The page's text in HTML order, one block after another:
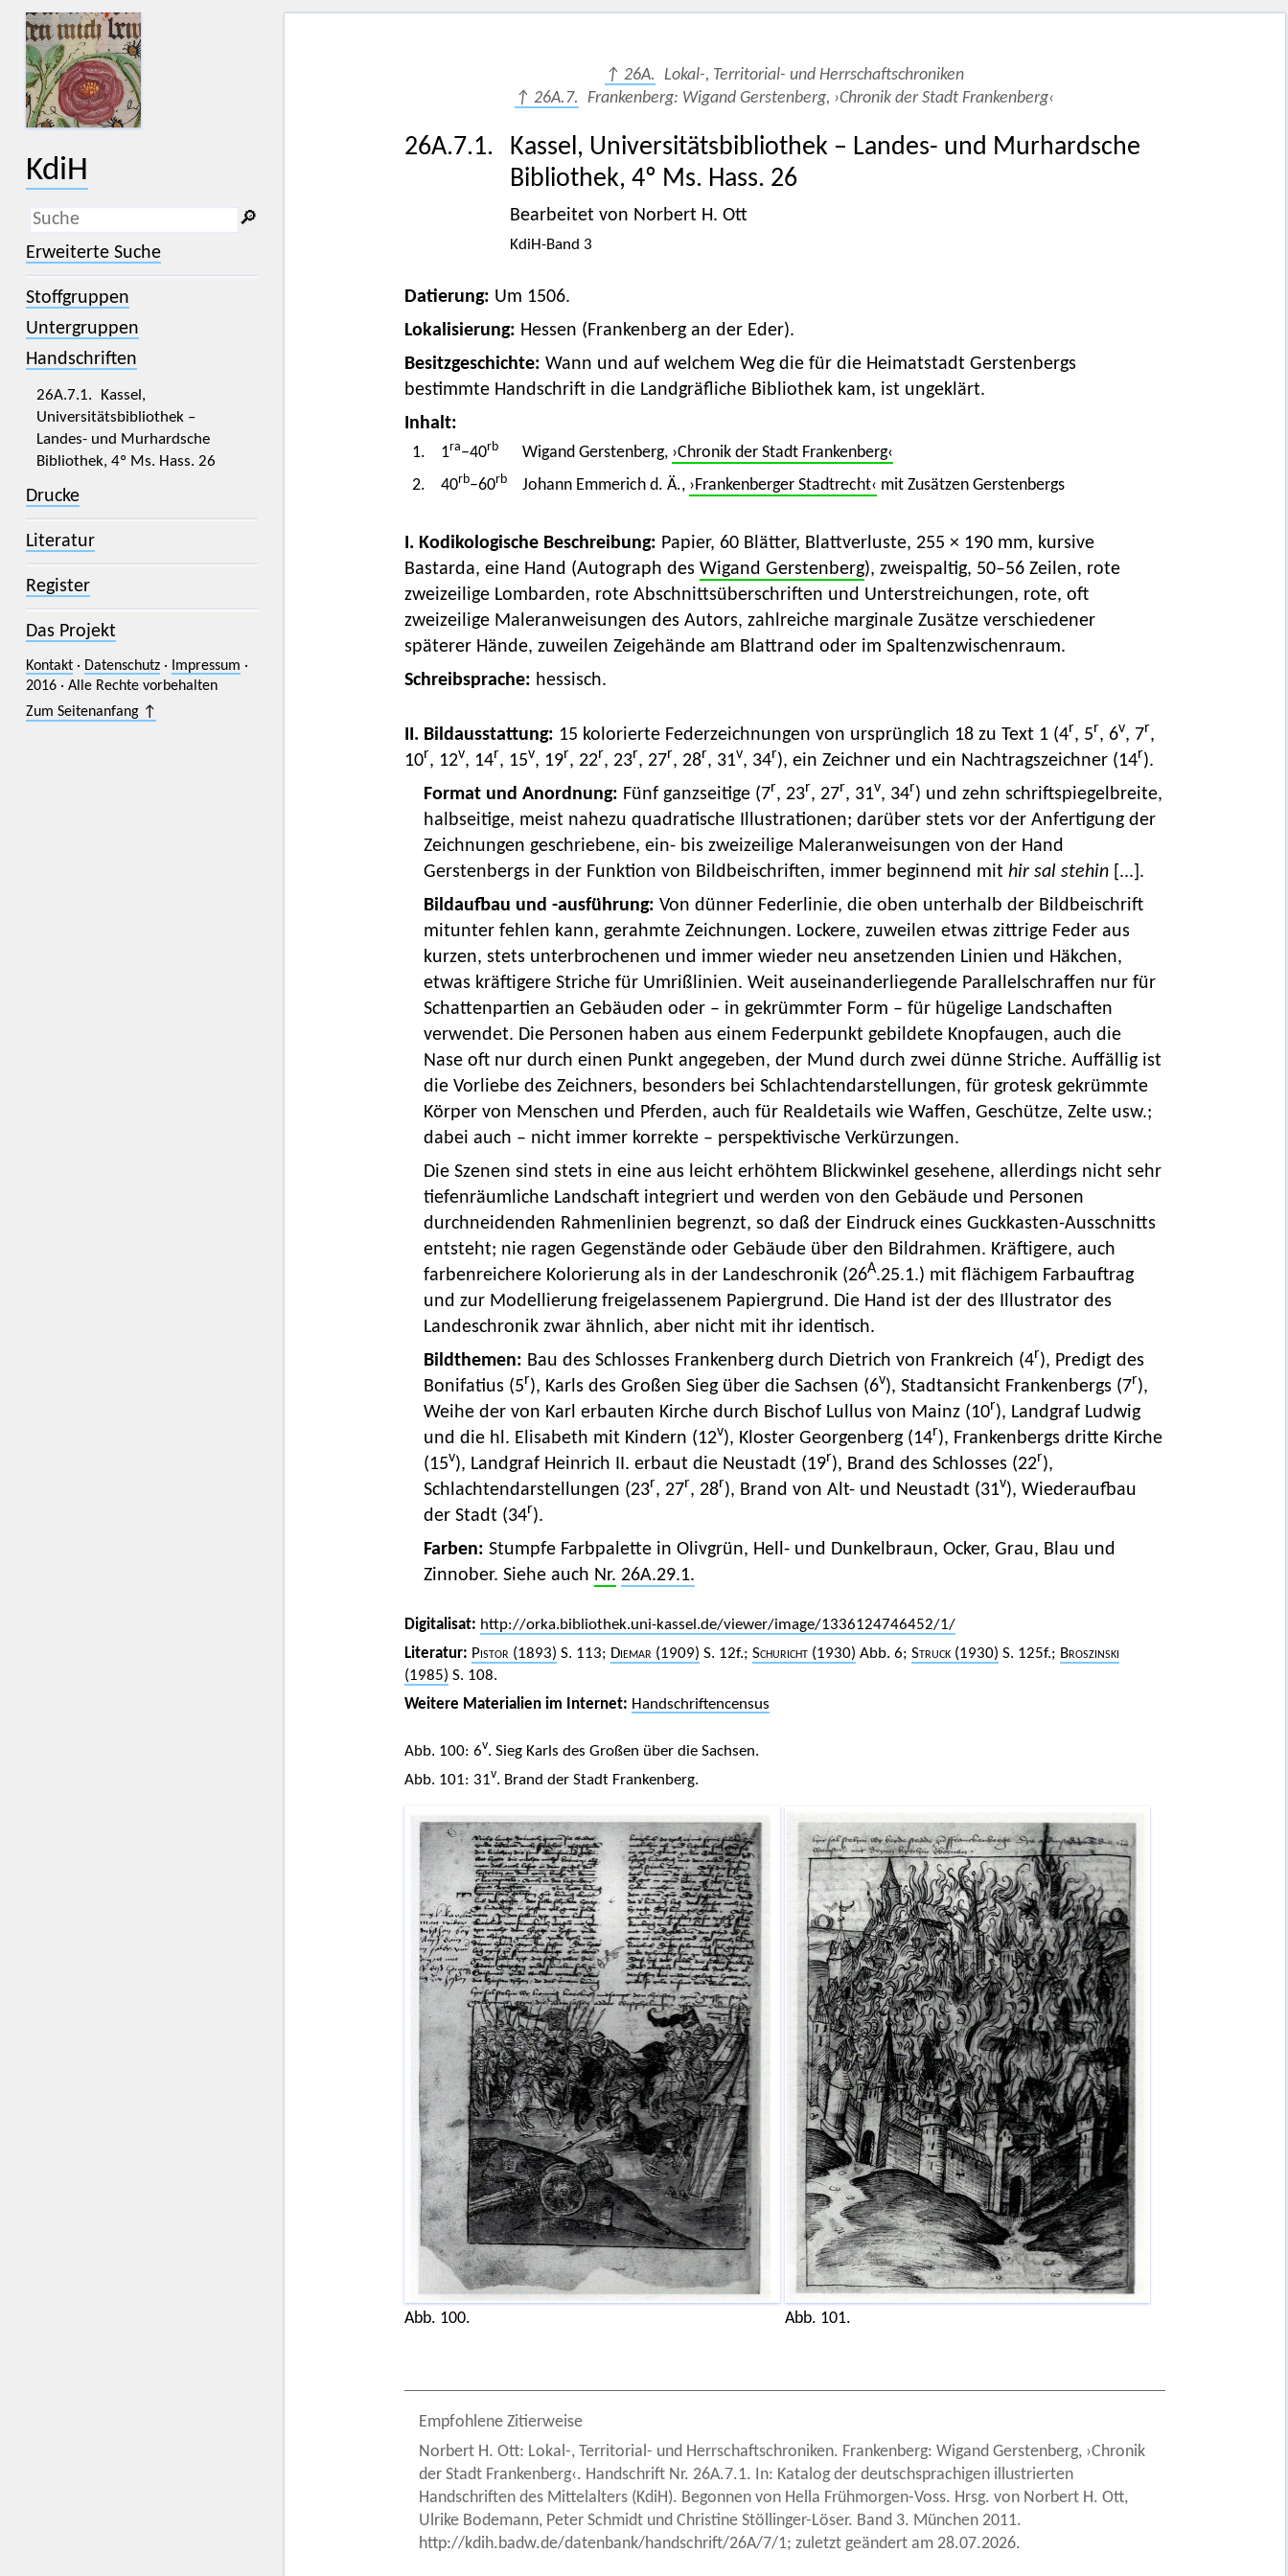
KdiH
_
(der Unterstrich) ist Platzhalter für
genau ein Zeichen.
% (das Prozentzeichen) ist Platzhalter
für kein, ein oder mehr als ein
🔎︎
Erweiterte Suche
Stoffgruppen
Untergruppen
Handschriften
26A.7.1. Kassel,
Universitätsbibliothek –
Landes- und Murhardsche
Bibliothek, 4º Ms. Hass. 26
Drucke
Literatur
Register
Das Projekt
Kontakt· Datenschutz· Impressum ·
2016 · Alle Rechte vorbehalten
Zum Seitenanfang ↑
↑ 26A. Lokal-, Territorial- und Herrschaftschroniken
↑ 26A.7. Frankenberg: Wigand Gerstenberg, ›Chronik der Stadt Frankenberg‹
26A.7.1.
Kassel, Universitätsbibliothek – Landes- und Murhardsche
Bibliothek, 4º Ms. Hass. 26
Bearbeitet von Norbert H. Ott
KdiH-Band 3
Datierung: Um 1506.
Lokalisierung: Hessen (Frankenberg an der Eder).
Besitzgeschichte: Wann und auf welchem Weg die für die Heimatstadt Gerstenbergs
bestimmte Handschrift in die Landgräfliche Bibliothek kam, ist ungeklärt.
Inhalt:
1. 1ra–40rb Wigand Gerstenberg, ›Chronik der Stadt Frankenberg‹
2.
40rb–60rb Johann Emmerich d. Ä., ›Frankenberger Stadtrecht‹ mit Zusätzen Gerstenbergs
I. Kodikologische Beschreibung: Papier, 60 Blätter, Blattverluste, 255 × 190 mm, kursive
Bastarda, eine Hand (Autograph des Wigand Gerstenberg), zweispaltig, 50–56 Zeilen, rote
zweizeilige Lombarden, rote Abschnittsüberschriften und Unterstreichungen, rote, oft
zweizeilige Maleranweisungen des Autors, zahlreiche marginale Zusätze verschiedener
späterer Hände, zuweilen Zeigehände am Blattrand oder im Spaltenzwischenraum.
Schreibsprache: hessisch.
II. Bildausstattung: 15 kolorierte Federzeichnungen von ursprünglich 18 zu Text 1 (4r, 5r, 6v, 7r,
10r, 12v, 14r, 15v, 19r, 22r, 23r, 27r, 28r, 31v, 34r), ein Zeichner und ein Nachtragszeichner (14r).
Format und Anordnung: Fünf ganzseitige (7r, 23r, 27r, 31v, 34r) und zehn schriftspiegelbreite,
halbseitige, meist nahezu quadratische Illustrationen; darüber stets vor der Anfertigung der
Zeichnungen geschriebene, ein- bis zweizeilige Maleranweisungen von der Hand
Gerstenbergs in der Funktion von Bildbeischriften, immer beginnend mit hir sal stehin[...].
Bildaufbau und -ausführung: Von dünner Federlinie, die oben unterhalb der Bildbeischrift
mitunter fehlen kann, gerahmte Zeichnungen. Lockere, zuweilen etwas zittrige Feder aus
kurzen, stets unterbrochenen und immer wieder neu ansetzenden Linien und Häkchen,
etwas kräftigere Striche für Umrißlinien. Weit auseinanderliegende Parallelschraffen nur für
Schattenpartien an Gebäuden oder – in gekrümmter Form – für hügelige Landschaften
verwendet. Die Personen haben aus einem Federpunkt gebildete Knopfaugen, auch die
Nase oft nur durch einen Punkt angegeben, der Mund durch zwei dünne Striche. Auffällig ist
die Vorliebe des Zeichners, besonders bei Schlachtendarstellungen, für grotesk gekrümmte
Körper von Menschen und Pferden, auch für Realdetails wie Waffen, Geschütze, Zelte usw.;
dabei auch – nicht immer korrekte – perspektivische Verkürzungen.
Die Szenen sind stets in eine aus leicht erhöhtem Blickwinkel gesehene, allerdings nicht sehr
tiefenräumliche Landschaft integriert und werden von den Gebäude und Personen
durchneidenden Rahmenlinien begrenzt, so daß der Eindruck eines Guckkasten-Ausschnitts
entsteht; nie ragen Gegenstände oder Gebäude über den Bildrahmen. Kräftigere, auch
farbenreichere Kolorierung als in der Landeschronik (26A.25.1.) mit flächigem Farbauftrag
und zur Modellierung freigelassenem Papiergrund. Die Hand ist der des Illustrator des
Landeschronik zwar ähnlich, aber nicht mit ihr identisch.
Bildthemen: Bau des Schlosses Frankenberg durch Dietrich von Frankreich (4r), Predigt des
Bonifatius (5r), Karls des Großen Sieg über die Sachsen (6v), Stadtansicht Frankenbergs (7r),
Weihe der von Karl erbauten Kirche durch Bischof Lullus von Mainz (10r), Landgraf Ludwig
und die hl. Elisabeth mit Kindern (12v), Kloster Georgenberg (14r), Frankenbergs dritte Kirche
(15v), Landgraf Heinrich II. erbaut die Neustadt (19r), Brand des Schlosses (22r),
Schlachtendarstellungen (23r, 27r, 28r), Brand von Alt- und Neustadt (31v), Wiederaufbau
der Stadt (34r).
Farben: Stumpfe Farbpalette in Olivgrün, Hell- und Dunkelbraun, Ocker, Grau, Blau und
Zinnober. Siehe auch Nr. 26A.29.1.
Digitalisat: http://orka.bibliothek.uni-kassel.de/viewer/image/1336124746452/1/
Literatur: Pistor (1893) S. 113; Diemar (1909) S. 12f.; Schuricht(1930) Abb. 6; Struck(1930) S. 125f.; Broszinski
(1985) S. 108.
Weitere Materialien im Internet: Handschriftencensus
Abb. 100: 6v. Sieg Karls des Großen über die Sachsen.
Abb. 101: 31v. Brand der Stadt Frankenberg.
Abb. 100. Abb. 101.
Empfohlene Zitierweise
Norbert H. Ott: Lokal-, Territorial- und Herrschaftschroniken. Frankenberg: Wigand Gerstenberg, ›Chronik
der Stadt Frankenberg‹. Handschrift Nr. 26A.7.1. In: Katalog der deutschsprachigen illustrierten
Handschriften des Mittelalters (KdiH). Begonnen von Hella Frühmorgen-Voss. Hrsg. von Norbert H. Ott,
Ulrike Bodemann, Peter Schmidt und Christine Stöllinger-Löser. Band 3. München 2011.
http://kdih.badw.de/datenbank/handschrift/26A/7/1; zuletzt geändert am 28.07.2026.